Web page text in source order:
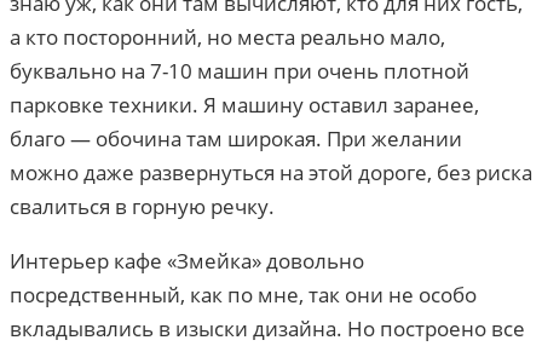
а кто посторонний, но места реально мало,
буквально на 7-10 машин при очень плотной
парковке техники. Я машину оставил заранее,
благо — обочина там широкая. При желании
можно даже развернуться на этой дороге, без риска
свалиться в горную речку.
Интерьер кафе «Змейка» довольно
посредственный, как по мне, так они не особо
вкладывались в изыски дизайна. Но построено все